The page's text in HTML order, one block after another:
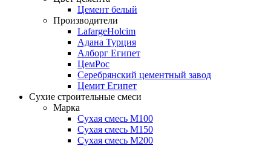
Цемент белый
Производители
LafargeHolcim
Адана Турция
Алборг Египет
ЦемРос
Серебрянский цементный завод
Цемит Египет
Сухие строительные смеси
Марка
Сухая смесь М100
Сухая смесь М150
Сухая смесь М200